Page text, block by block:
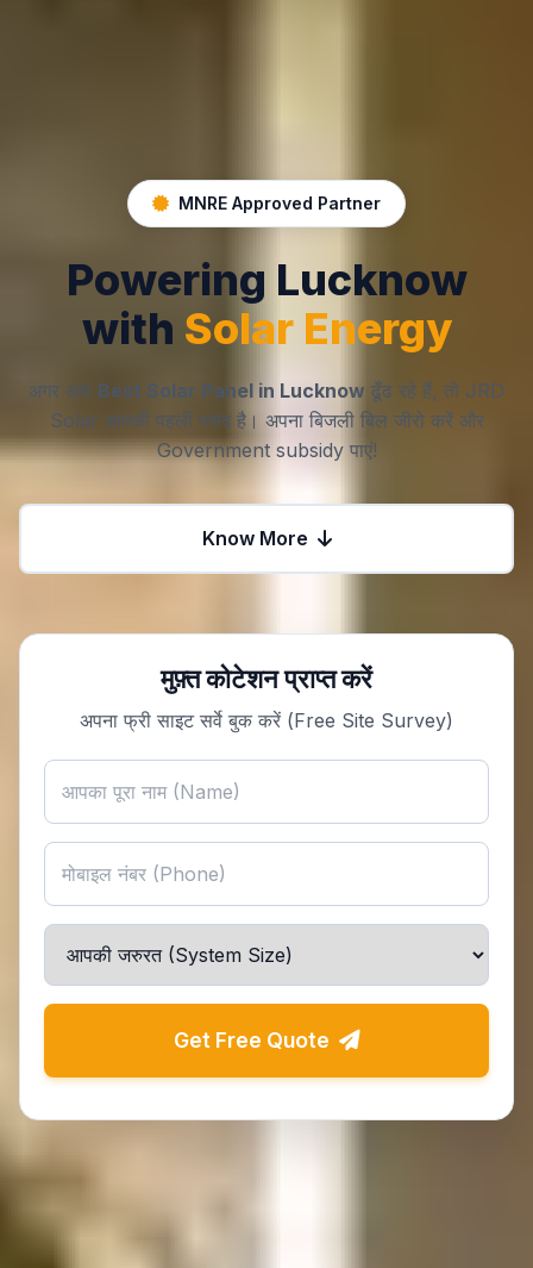
MNRE Approved Partner
Powering Lucknow
with Solar Energy
अगर आप Best Solar Panel in Lucknow ढूँढ रहे हैं, तो JRD
Solar आपकी पहली पसंद है। अपना बिजली बिल जीरो करें और
Government subsidy पाएं!
Know More
मुफ़्त कोटेशन प्राप्त करें
अपना फ्री साइट सर्वे बुक करें (Free Site Survey)
Get Free Quote